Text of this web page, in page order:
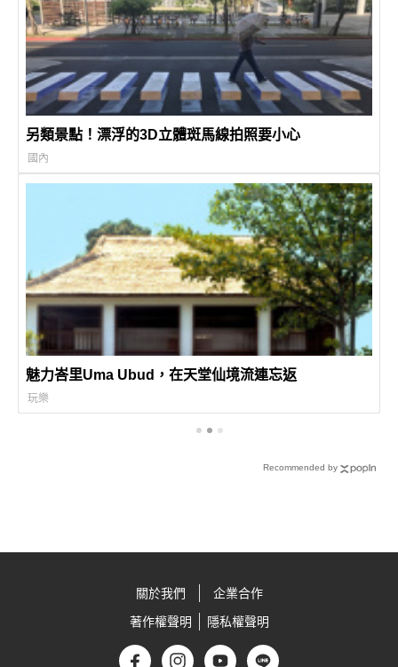
另類景點！漂浮的3D立體斑馬線拍照要小心
國內
魅力峇里Uma Ubud，在天堂仙境流連忘返
玩樂
Recommended by
關於我們
企業合作
著作權聲明
隱私權聲明